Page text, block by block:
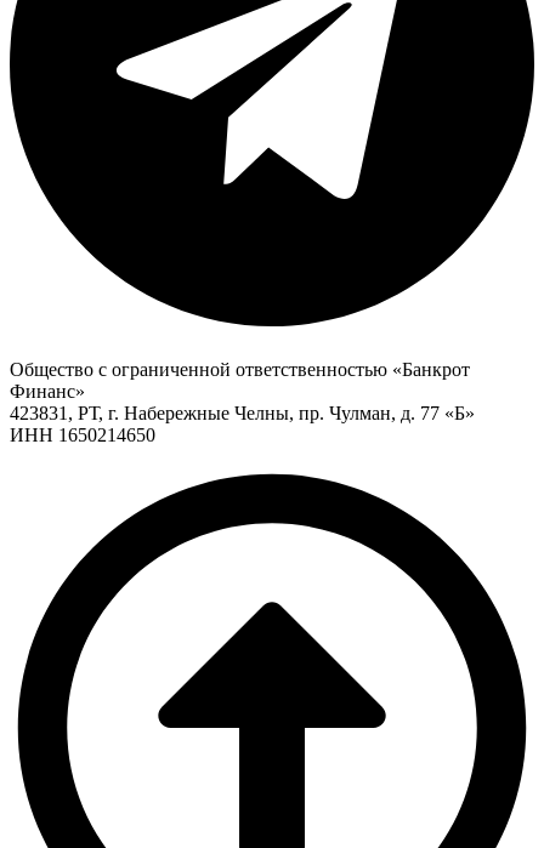
Общество с ограниченной ответственностью «Банкрот
Финанс»
423831, РТ, г. Набережные Челны, пр. Чулман, д. 77 «Б»
ИНН 1650214650